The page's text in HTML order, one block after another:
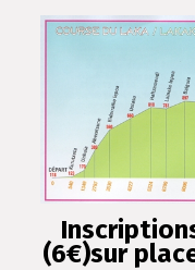
(6€)sur